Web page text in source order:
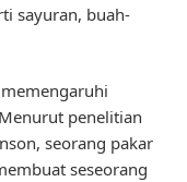
sayuran, buah-
penelitian
seorang pakar
seseorang